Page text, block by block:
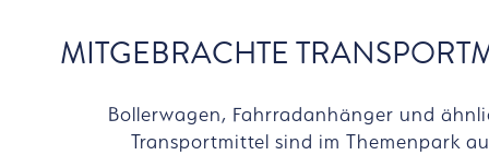
MITGEBRACHTE
Bollerwagen, Fahrradanhänger und
Transportmittel sind im Themenpark